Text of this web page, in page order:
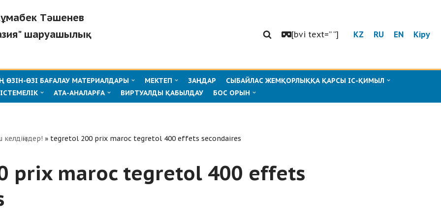
Тәшенев
шаруашылық
[bvi text=” “] KZ RU EN Кіру
ӨЗІ БАҒАЛАУ МАТЕРИАЛДАРЫ МЕКТЕП ЗАҢДАР
СЫБАЙЛАС ЖЕМҚОРЛЫҚҚА ҚАРСЫ ІС-ҚИМЫЛ
АТА-АНАЛАРҒА ВИРТУАЛДЫ ҚАБЫЛДАУ БОС ОРЫН
келдіңіздер! » tegretol 200 prix maroc tegretol 400 effets secondaires
prix maroc tegretol 400 effets